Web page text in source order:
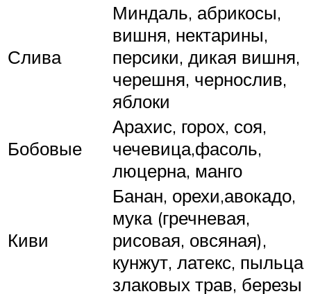
Слива
Миндаль, абрикосы,
вишня, нектарины,
персики, дикая вишня,
черешня, чернослив,
яблоки
Бобовые
Арахис, горох, соя,
чечевица,фасоль,
люцерна, манго
Киви
Банан, орехи,авокадо,
мука (гречневая,
рисовая, овсяная),
кунжут, латекс, пыльца
злаковых трав, березы